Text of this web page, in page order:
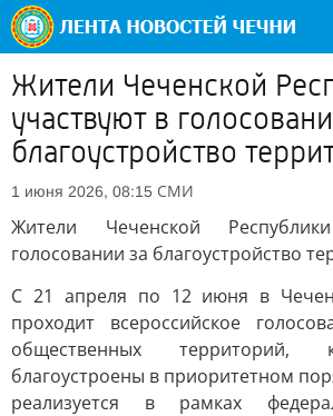
Жители Чеченской
участвуют в
благоустройство
1 июня 2026, 08:15 СМИ
Жители Чеченской
голосовании за благоустройство
С 21 апреля по 12 июня в
проходит всероссийское
общественных территорий,
благоустроены в приоритетном
реализуется в рамках